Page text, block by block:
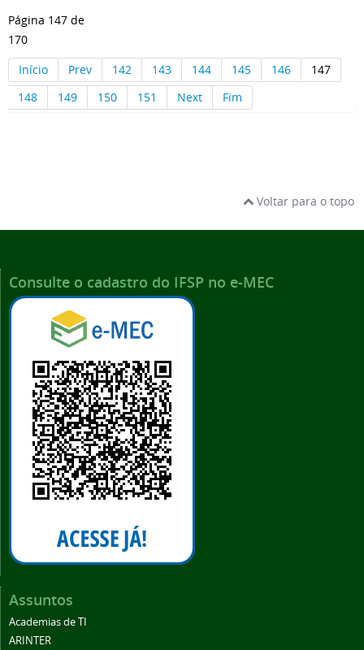
Página 147 de
170
Início
Prev 142 143 144 145 146
147
148
149 150 151 Next Fim
Voltar para o topo
Consulte o cadastro do IFSP no e-MEC
Assuntos
Academias de TI
ARINTER